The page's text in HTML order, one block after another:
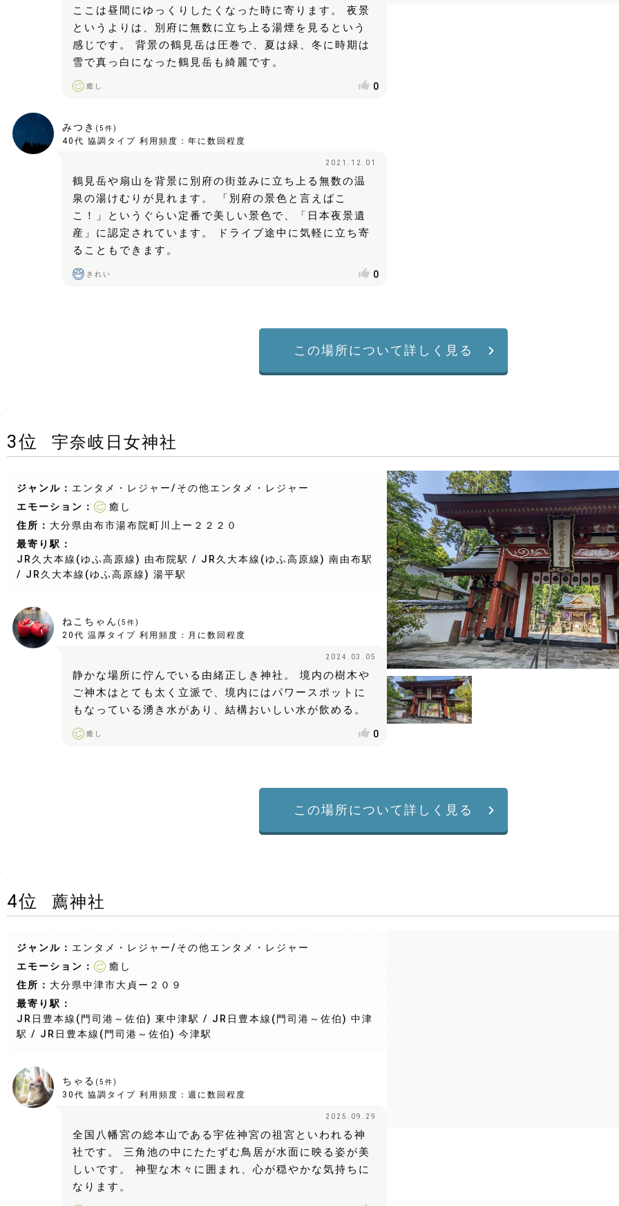
ここは昼間にゆっくりしたくなった時に寄ります。 夜景
というよりは、別府に無数に立ち上る湯煙を見るという
感じです。 背景の鶴見岳は圧巻で、夏は緑、冬に時期は
雪で真っ白になった鶴見岳も綺麗です。
癒し 0
みつき ( 5 件)
40代 協調タイプ 利用頻度： 年に数回程度
2021.12.01
鶴見岳や扇山を背景に別府の街並みに立ち上る無数の温
泉の湯けむりが見れます。 「別府の景色と言えばこ
こ！」というぐらい定番で美しい景色で、「日本夜景遺
産」に認定されています。 ドライブ途中に気軽に立ち寄
ることもできます。
きれい 0
この場所について詳しく見る
3位 宇奈岐日女神社
ジャンル： エンタメ・レジャー/その他エンタメ・レジャー
エモーション：
癒し
住所： 大分県由布市湯布院町川上ー２２２０
最寄り駅：
JR久大本線(ゆふ高原線) 由布院駅 / JR久大本線(ゆふ高原線) 南由布駅
/ JR久大本線(ゆふ高原線) 湯平駅
ねこちゃん ( 5 件)
20代 温厚タイプ 利用頻度： 月に数回程度
2024.03.05
静かな場所に佇んでいる由緒正しき神社。 境内の樹木や
ご神木はとても太く立派で、境内にはパワースポットに
もなっている湧き水があり、結構おいしい水が飲める。
癒し 0
この場所について詳しく見る
4位 薦神社
ジャンル： エンタメ・レジャー/その他エンタメ・レジャー
エモーション：
癒し
住所： 大分県中津市大貞ー２０９
最寄り駅：
JR日豊本線(門司港～佐伯) 東中津駅 / JR日豊本線(門司港～佐伯) 中津
駅 / JR日豊本線(門司港～佐伯) 今津駅
ちゃる ( 5 件)
30代 協調タイプ 利用頻度： 週に数回程度
2025.09.29
全国八幡宮の総本山である宇佐神宮の祖宮といわれる神
社です。 三角池の中にたたずむ鳥居が水面に映る姿が美
しいです。 神聖な木々に囲まれ、心が穏やかな気持ちに
なります。